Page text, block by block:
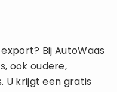
Bij AutoWaas
ook oudere,
U krijgt een gratis